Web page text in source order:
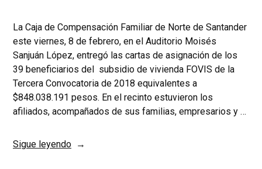
La Caja de Compensación Familiar de Norte de Santander
este viernes, 8 de febrero, en el Auditorio Moisés
Sanjuán López, entregó las cartas de asignación de los
39 beneficiarios del subsidio de vivienda FOVIS de la
Tercera Convocatoria de 2018 equivalentes a
$848.038.191 pesos. En el recinto estuvieron los
afiliados, acompañados de sus familias, empresarios y …
Sigue leyendo